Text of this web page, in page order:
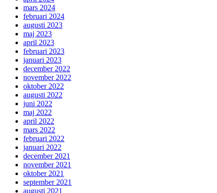
mars 2024
februari 2024
augusti 2023
maj 2023
april 2023
februari 2023
januari 2023
december 2022
november 2022
oktober 2022
augusti 2022
juni 2022
maj 2022
april 2022
mars 2022
februari 2022
januari 2022
december 2021
november 2021
oktober 2021
september 2021
augusti 2021